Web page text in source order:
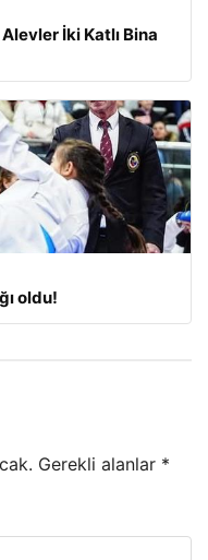
İki Katlı Bina
oldu!
Gerekli alanlar *